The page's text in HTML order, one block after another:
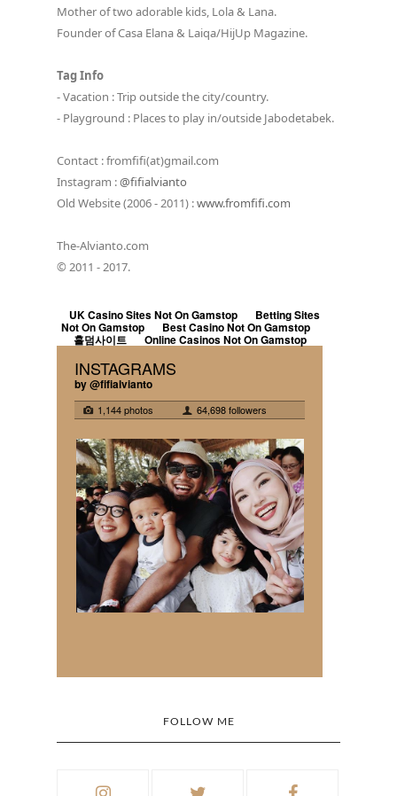
Mother of two adorable kids, Lola & Lana.
Founder of Casa Elana & Laiqa/HijUp Magazine.
Tag Info
- Vacation : Trip outside the city/country.
- Playground : Places to play in/outside Jabodetabek.
Contact : fromfifi(at)gmail.com
Instagram :@fifialvianto
Old Website (2006 - 2011) :www.fromfifi.com
The-Alvianto.com
© 2011 - 2017.
FOLLOW ME